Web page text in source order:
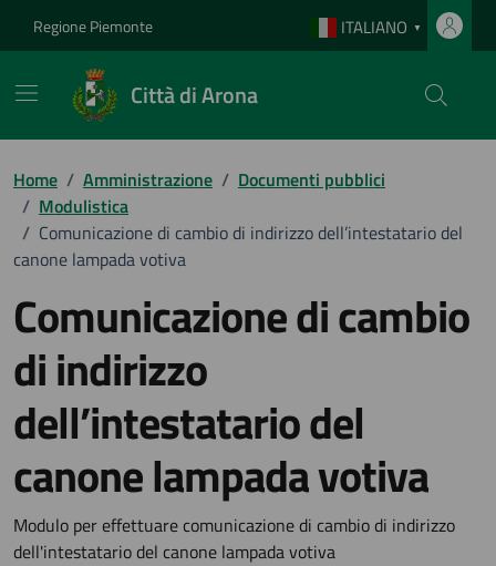
Regione Piemonte ITALIANO ▼
Città di Arona
Home / Amministrazione / Documenti pubblici
/ Modulistica
/ Comunicazione di cambio di indirizzo dell’intestatario del
canone lampada votiva
Comunicazione di cambio
di indirizzo
dell’intestatario del
canone lampada votiva
Dettagli del documento
Modulo per effettuare comunicazione di cambio di indirizzo
dell'intestatario del canone lampada votiva